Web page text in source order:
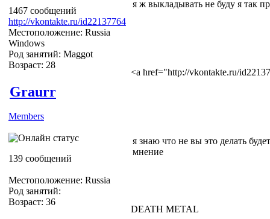
1467 сообщений
http://vkontakte.ru/id22137764
Местоположение: Russia
Windows
Род занятий: Maggot
Возраст: 28
я ж выкладывать не буду я так
<a href="http://vkontakte.ru/
Graurr
Members
139 сообщений
Местоположение: Russia
Род занятий:
Возраст: 36
я знаю что не вы это делать
мнение
DEATH METAL